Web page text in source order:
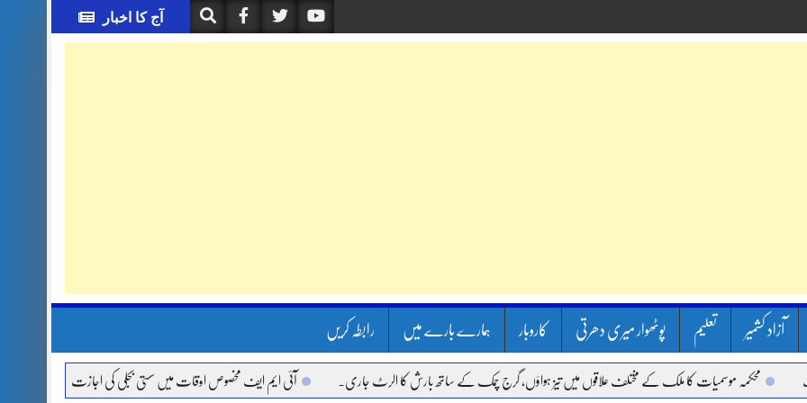
آج کا اخبار
آزاد کشمیر تعلیم پوٹھوار میری دھرتی کاروبار ہمارے بارے میں رابطہ کریں
موسمیات کا ملک کے مختلف علاقوں میں تیز ہواؤں، گرج چمک کے ساتھ بارش کا الرٹ جاری. آئی ایم ایف مخصوص اوقات میں سستی بجلی کی اجازت نہیں دے رہا، وفاقی وزیر